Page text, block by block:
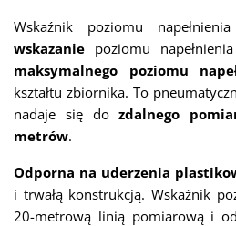
Wskaźnik poziomu
wskazanie poziomu
maksymalnego poziomu
kształtu zbiornika. To
nadaje się dozdalnego
metrów.
Odporna na uderzenia
i trwałą konstrukcją. Wskaźnik
20-metrową linią pomiarową i